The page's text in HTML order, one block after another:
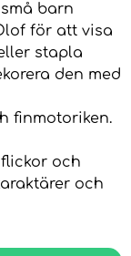
barn
för att visa
stapla
den med
finmotoriken.
och
och